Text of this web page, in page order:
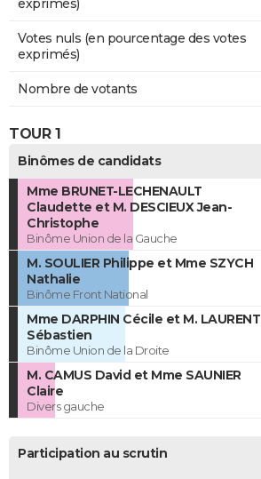
exprimés)
Votes nuls (en pourcentage des votes
exprimés)
Nombre de votants
TOUR 1
Binômes de candidats
Mme BRUNET-LECHENAULT
Claudette et M. DESCIEUX Jean-
Christophe
Binôme Union de la Gauche
M. SOULIER Philippe et Mme SZYCH
Nathalie
Binôme Front National
Mme DARPHIN Cécile et M. LAURENT
Sébastien
Binôme Union de la Droite
M. CAMUS David et Mme SAUNIER
Claire
Divers gauche
Participation au scrutin